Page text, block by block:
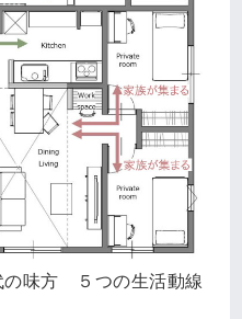
の味方 ５つの生活動線